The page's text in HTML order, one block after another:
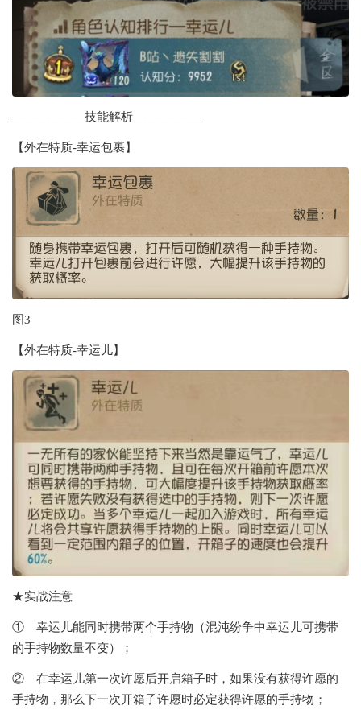
——————技能解析——————
【外在特质-幸运包裹】
图3
【外在特质-幸运儿】
★实战注意
① 幸运儿能同时携带两个手持物（混沌纷争中幸运儿可携带
的手持物数量不变）；
② 在幸运儿第一次许愿后开启箱子时，如果没有获得许愿的
手持物，那么下一次开箱子许愿时必定获得许愿的手持物；